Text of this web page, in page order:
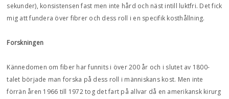
sekunder), konsistensen fast men inte hård och näst intill luktfri. Det fick
mig att fundera över fibrer och dess roll i en specifik kosthållning.
Forskningen
Kännedomen om fiber har funnits i över 200 år och i slutet av 1800-
talet började man forska på dess roll i människans kost. Men inte
förrän åren 1966 till 1972 tog det fart på allvar då en amerikansk kirurg